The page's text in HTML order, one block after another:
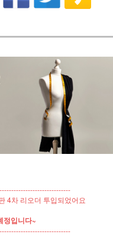
4차 리오더 투입되었어요
정입니다~